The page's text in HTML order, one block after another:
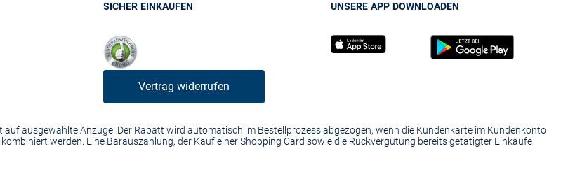
SICHER EINKAUFEN
Vertrag widerrufen
UNSERE APP DOWNLOADEN
ausgewählte Anzüge. Der Rabatt wird automatisch im Bestellprozess abgezogen, wenn die Kundenkarte im Kundenkonto
werden. Eine Barauszahlung, der Kauf einer Shopping Card sowie die Rückvergütung bereits getätigter Einkäufe